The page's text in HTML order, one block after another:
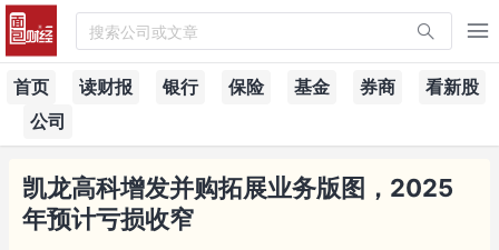
搜索公司或文章
首页 读财报 银行 保险 基金 券商
看新股
公司
凯龙高科增发并购拓展业务版图，2025
年预计亏损收窄